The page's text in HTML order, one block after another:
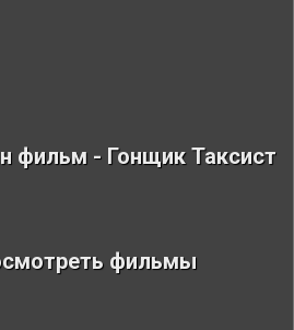
фильм - Гонщик Таксист
фильмы